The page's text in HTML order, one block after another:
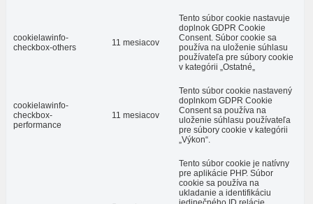
cookielawinfo-
checkbox-others
11 mesiacov
Tento súbor cookie nastavuje
doplnok GDPR Cookie
Consent. Súbor cookie sa
používa na uloženie súhlasu
používateľa pre súbory cookie
v kategórii „Ostatné„
cookielawinfo-
checkbox-
performance
11 mesiacov
Tento súbor cookie nastavený
doplnkom GDPR Cookie
Consent sa používa na
uloženie súhlasu používateľa
pre súbory cookie v kategórii
„Výkon“.
Tento súbor cookie je natívny
pre aplikácie PHP. Súbor
cookie sa používa na
ukladanie a identifikáciu